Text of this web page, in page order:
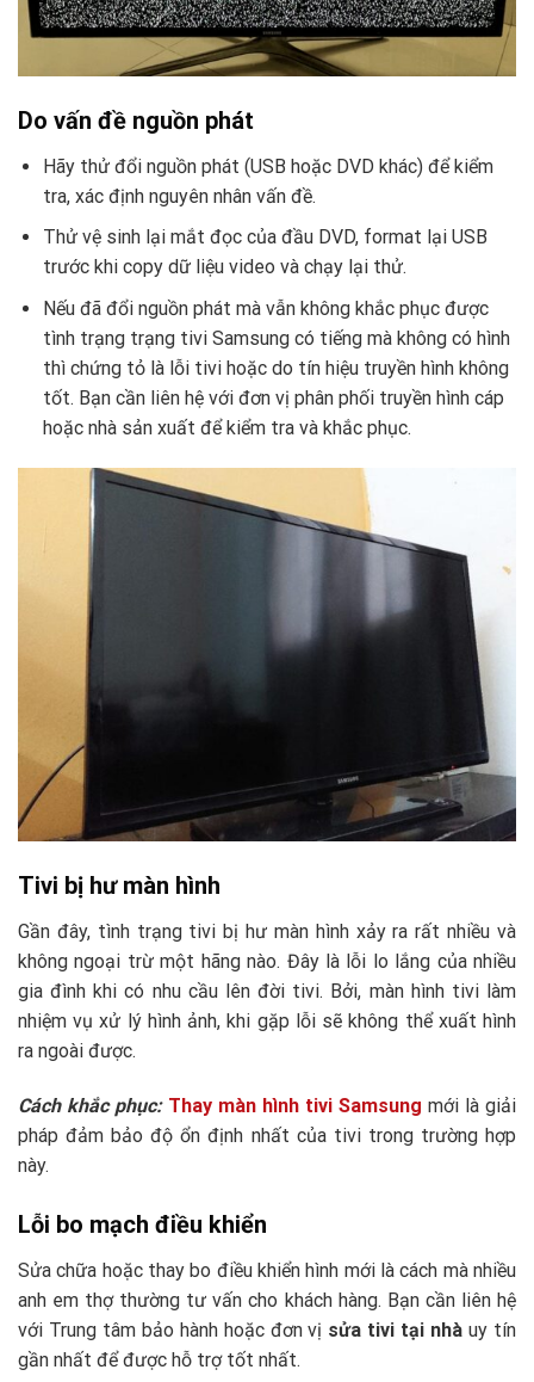
Do vấn đề nguồn phát
Hãy thử đổi nguồn phát (USB hoặc DVD khác) để kiểm
tra, xác định nguyên nhân vấn đề.
Thử vệ sinh lại mắt đọc của đầu DVD, format lại USB
trước khi copy dữ liệu video và chạy lại thử.
Nếu đã đổi nguồn phát mà vẫn không khắc phục được
tình trạng trạng tivi Samsung có tiếng mà không có hình
thì chứng tỏ là lỗi tivi hoặc do tín hiệu truyền hình không
tốt. Bạn cần liên hệ với đơn vị phân phối truyền hình cáp
hoặc nhà sản xuất để kiểm tra và khắc phục.
Tivi bị hư màn hình
Gần đây, tình trạng tivi bị hư màn hình xảy ra rất nhiều và
không ngoại trừ một hãng nào. Đây là lỗi lo lắng của nhiều
gia đình khi có nhu cầu lên đời tivi. Bởi, màn hình tivi làm
nhiệm vụ xử lý hình ảnh, khi gặp lỗi sẽ không thể xuất hình
ra ngoài được.
Cách khắc phục: Thay màn hình tivi Samsung mới là giải
pháp đảm bảo độ ổn định nhất của tivi trong trường hợp
này.
Lỗi bo mạch điều khiển
Sửa chữa hoặc thay bo điều khiển hình mới là cách mà nhiều
anh em thợ thường tư vấn cho khách hàng. Bạn cần liên hệ
với Trung tâm bảo hành hoặc đơn vị sửa tivi tại nhà uy tín
gần nhất để được hỗ trợ tốt nhất.